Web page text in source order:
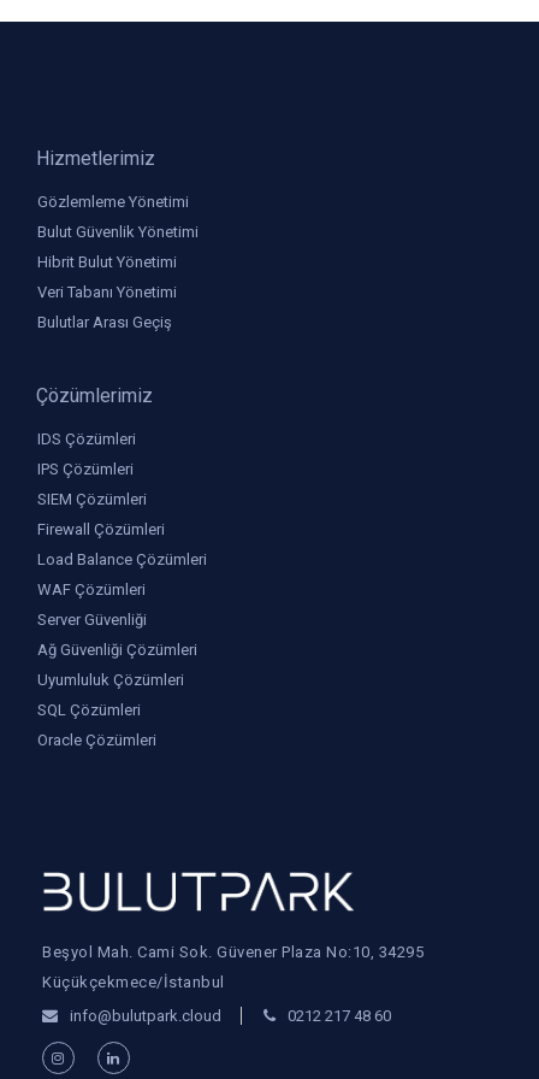
Hizmetlerimiz
Gözlemleme Yönetimi
Bulut Güvenlik Yönetimi
Hibrit Bulut Yönetimi
Veri Tabanı Yönetimi
Bulutlar Arası Geçiş
Çözümlerimiz
IDS Çözümleri
IPS Çözümleri
SIEM Çözümleri
Firewall Çözümleri
Load Balance Çözümleri
WAF Çözümleri
Server Güvenliği
Ağ Güvenliği Çözümleri
Uyumluluk Çözümleri
SQL Çözümleri
Oracle Çözümleri
Beşyol Mah. Cami Sok. Güvener Plaza No:10, 34295
Küçükçekmece/İstanbul
info@bulutpark.cloud
0212 217 48 60